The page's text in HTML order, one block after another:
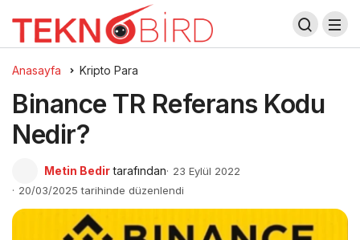
Anasayfa Kripto Para
Binance TR Referans Kodu
Nedir?
Metin Bedir tarafından
23 Eylül 2022
20/03/2025 tarihinde düzenlendi